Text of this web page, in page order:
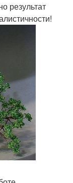
результат